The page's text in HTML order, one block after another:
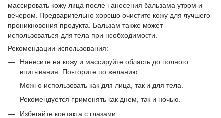
массировать кожу лица после нанесения бальзама утром и
вечером. Предварительно хорошо очистите кожу для лучшего
проникновения продукта. Бальзам также может
использоваться для тела при необходимости.
Рекомендации использования:
Нанесите на кожу и массируйте область до полного
впитывания. Повторите по желанию.
Можно использовать как для лица, так и для тела.
Рекомендуется применять как днем, так и ночью.
Избегайте контакта с глазами.